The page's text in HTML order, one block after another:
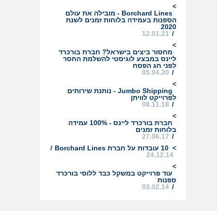
>
Borchard Lines - מובילה את עולם
הספנות בעמידה בלוחות זמנים לשנת
2020
/
12.01.21
>
מחסור ביצים בישראל? חברת בורכרד
ליינס במבצע לוגיסטי להשלמת החסר
לפני חג הפסח
/
05.04.20
>
Jumbo Shipping - נותנת שירותים
לפרוייקט לוויתן
/
08.11.18
>
חברת בורכרד ליינס - 100% עמידה
בלוחות זמנים
/
27.06.17
> 10 עובדות על חברת Borchard Lines
/
24.12.14
>
עוד פרוייקט במשקל כבד ללוסי בורכרד
ספנות
/
03.02.14